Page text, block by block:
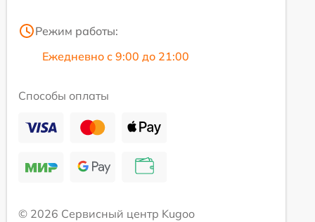
Режим работы:
Ежедневно с 9:00 до 21:00
Способы оплаты
© 2026 Сервисный центр Kugoo